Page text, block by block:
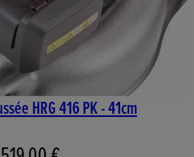
HRG 416 PK - 41cm